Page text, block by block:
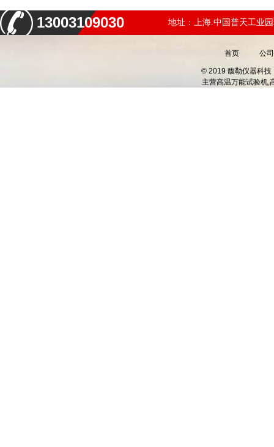
13003109030 地址：上海.中国普天工业
首页 公
© 2019 馥勒仪器科技
主营高温万能试验机,